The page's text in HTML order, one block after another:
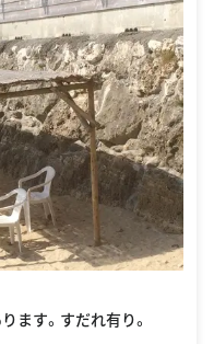
ます。すだれ有り。